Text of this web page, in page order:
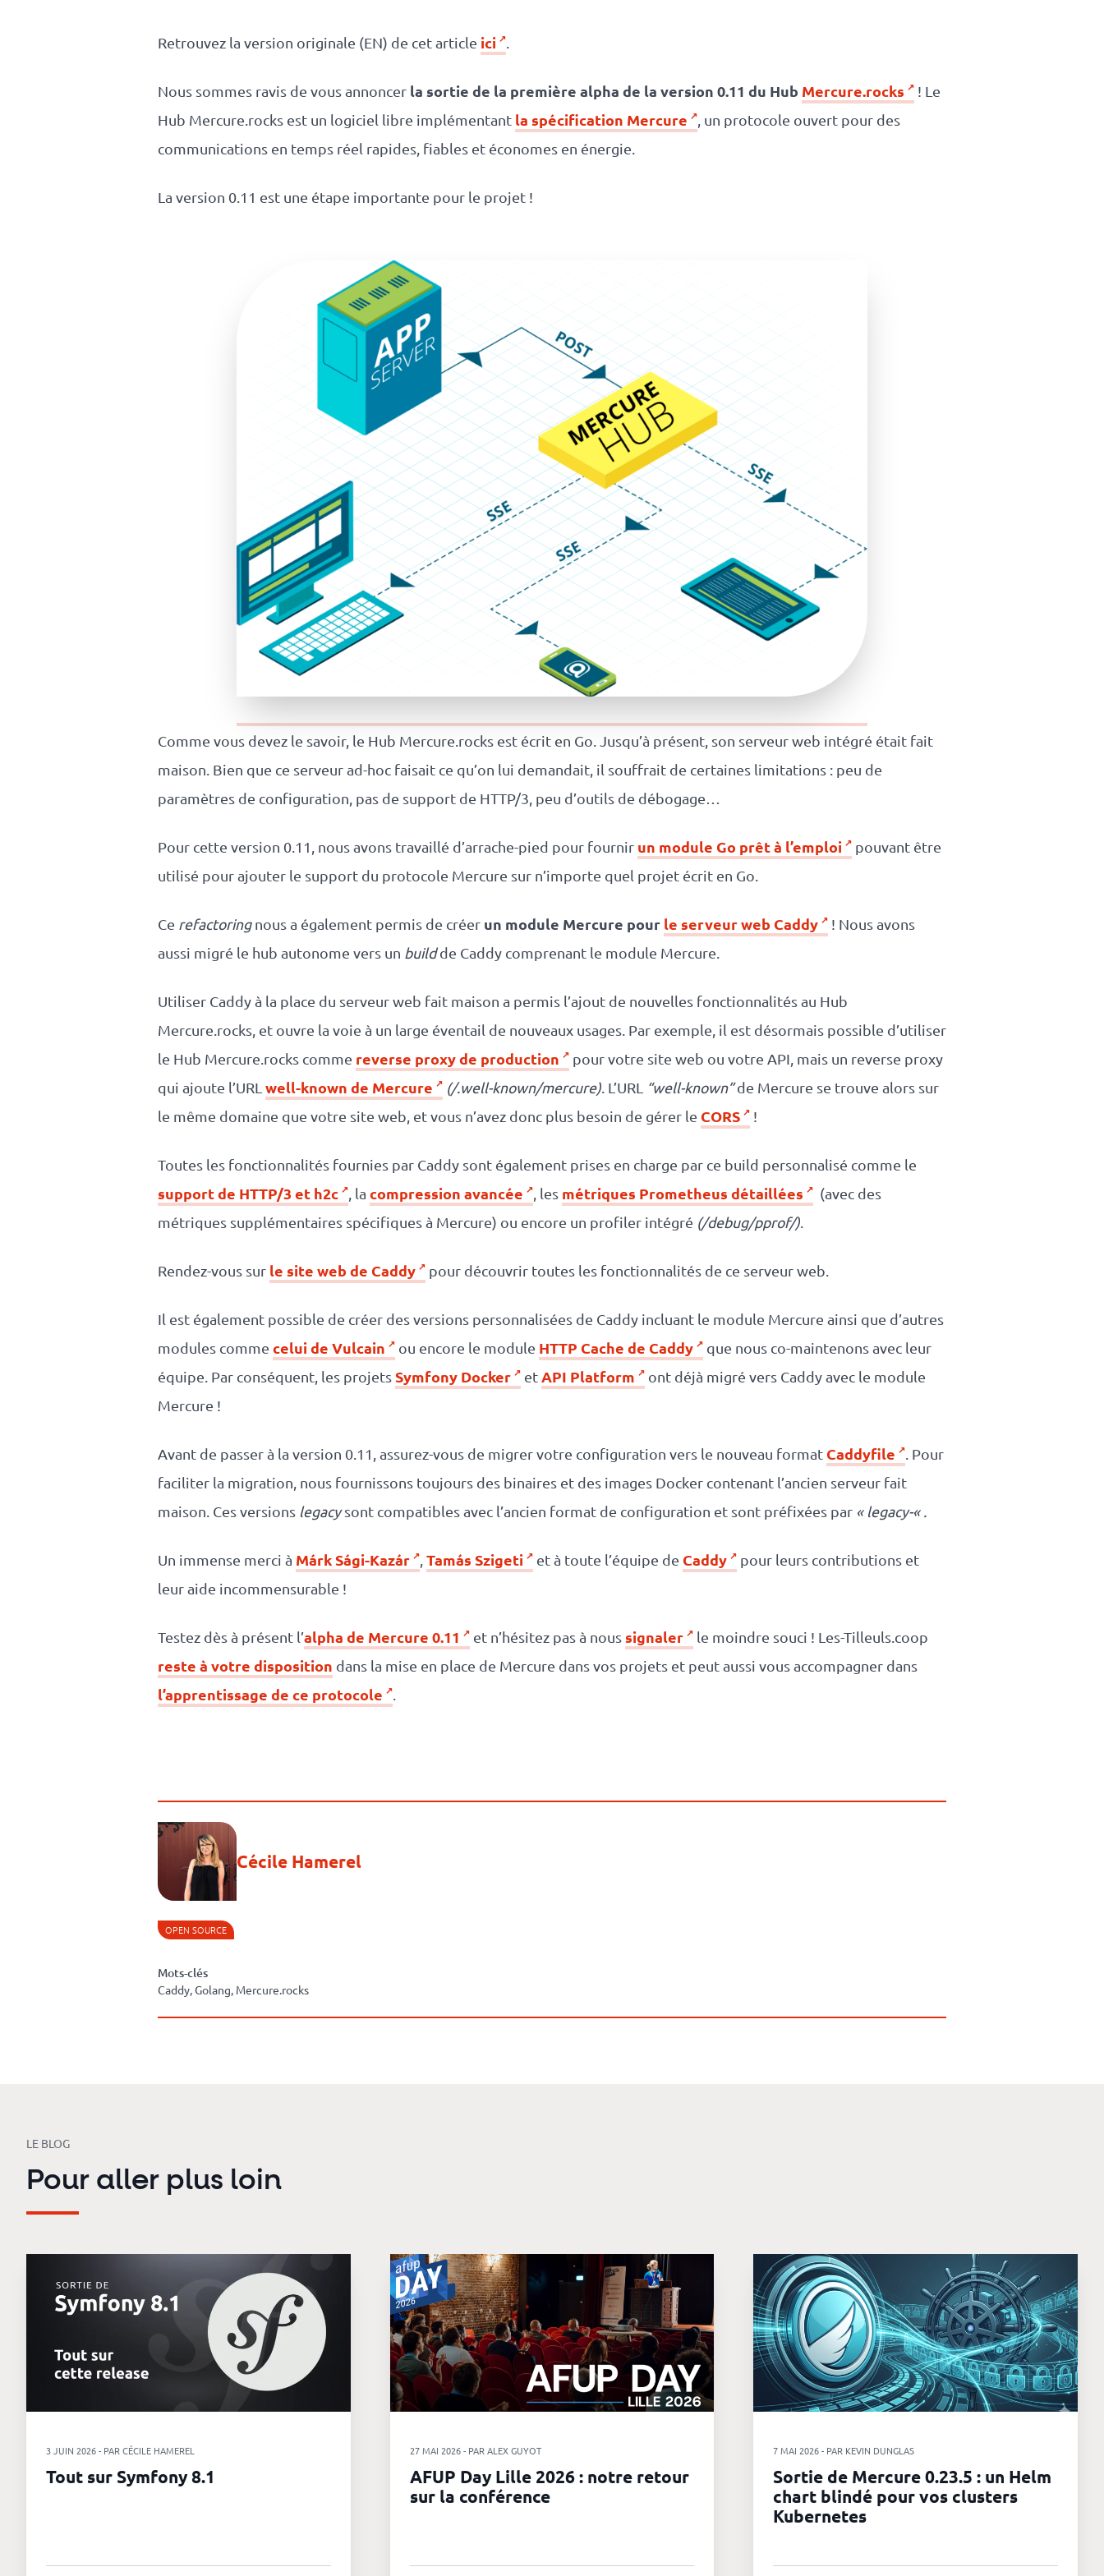
coopérative
Retrouvez la version originale (EN) de cet article ici
Nous sommes ravis de vous annoncer la sortie de la première alpha de la version 0.11 du Hub Mercure.rocks
! Le
Hub Mercure.rocks est un logiciel libre implémentant la spécification Mercure
, un protocole ouvert pour des
communications en temps réel rapides, fiables et économes en énergie.
La version 0.11 est une étape importante pour le projet !
Comme vous devez le savoir, le Hub Mercure.rocks est écrit en Go. Jusqu’à présent, son serveur web intégré était fait
maison. Bien que ce serveur ad-hoc faisait ce qu’on lui demandait, il souffrait de certaines limitations : peu de
paramètres de configuration, pas de support de HTTP/3, peu d’outils de débogage…
Pour cette version 0.11, nous avons travaillé d’arrache-pied pour fournir un module Go prêt à l’emploi
pouvant être
utilisé pour ajouter le support du protocole Mercure sur n’importe quel projet écrit en Go.
Ce refactoringnous a également permis de créer un module Mercure pour le serveur web Caddy
! Nous avons
aussi migré le hub autonome vers un buildde Caddy comprenant le module Mercure.
Utiliser Caddy à la place du serveur web fait maison a permis l’ajout de nouvelles fonctionnalités au Hub
Mercure.rocks, et ouvre la voie à un large éventail de nouveaux usages. Par exemple, il est désormais possible d’utiliser
le Hub Mercure.rocks comme reverse proxy de production
pour votre site web ou votre API, mais un reverse proxy
qui ajoute l’URL well-known de Mercure (/.well-known/mercure). L’URL “well-known”de Mercure se trouve alors sur
le même domaine que votre site web, et vous n’avez donc plus besoin de gérer le CORS !
Toutes les fonctionnalités fournies par Caddy sont également prises en charge par ce build personnalisé comme le
support de HTTP/3 et h2c , la compression avancée , les métriques Prometheus détaillées
(avec des
métriques supplémentaires spécifiques à Mercure) ou encore un profiler intégré (/debug/pprof/).
Rendez-vous sur le site web de Caddy pour découvrir toutes les fonctionnalités de ce serveur web.
Il est également possible de créer des versions personnalisées de Caddy incluant le module Mercure ainsi que d’autres
modules comme celui de Vulcain ou encore le module HTTP Cache de Caddy
que nous co-maintenons avec leur
équipe. Par conséquent, les projetsSymfony Docker etAPI Platform
ont déjà migré vers Caddy avec le module
Mercure !
Avant de passer à la version 0.11, assurez-vous de migrer votre configuration vers le nouveau format Caddyfile
. Pour
faciliter la migration, nous fournissons toujours des binaires et des images Docker contenant l’ancien serveur fait
maison. Ces versions legacysont compatibles avec l’ancien format de configuration et sont préfixées par « legacy-« .
Un immense merci à Márk Sági-Kazár ,Tamás Szigeti et à toute l’équipe de Caddy
pour leurs contributions et
leur aide incommensurable !
Testez dès à présent l’alpha de Mercure 0.11 et n’hésitez pas à nous signaler le moindre souci ! Les-Tilleuls.coop
reste à votre disposition dans la mise en place de Mercure dans vos projets et peut aussi vous accompagner dans
l’apprentissage de ce protocole .
Cécile Hamerel
OPEN SOURCE
Mots-clés
Caddy, Golang, Mercure.rocks
LE BLOG
Pour aller plus loin
3 JUIN 2026 - PAR CÉCILE HAMEREL
Tout sur Symfony 8.1
27 MAI 2026 - PAR ALEX GUYOT
AFUP Day Lille 2026 : notre retour
sur la conférence
7 MAI 2026 - PAR KEVIN DUNGLAS
Sortie de Mercure 0.23.5 : un Helm
chart blindé pour vos clusters
Kubernetes